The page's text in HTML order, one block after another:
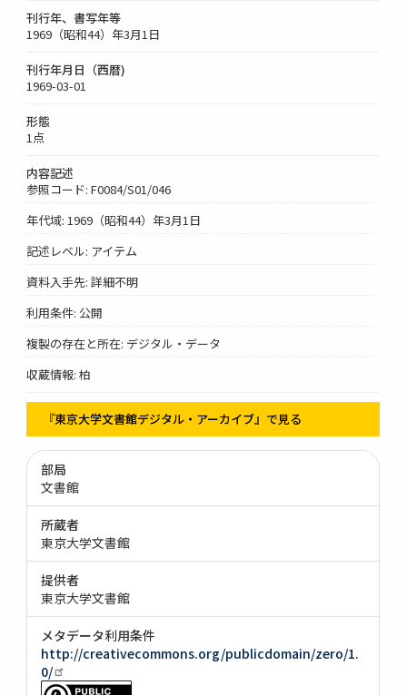
刊行年、書写年等
1969（昭和44）年3月1日
刊行年月日（西暦)
1969-03-01
形態
1点
内容記述
参照コード: F0084/S01/046
年代域: 1969（昭和44）年3月1日
記述レベル: アイテム
資料入手先: 詳細不明
利用条件: 公開
複製の存在と所在: デジタル・データ
収蔵情報: 柏
『東京大学文書館デジタル・アーカイブ』で見る
部局
文書館
所蔵者
東京大学文書館
提供者
東京大学文書館
メタデータ利用条件
http://creativecommons.org/publicdomain/zero/1.
0/